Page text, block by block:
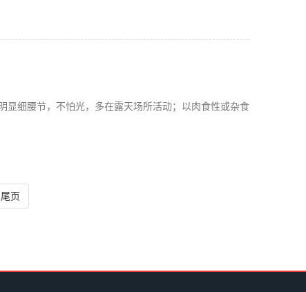
显细腰节，不怕光，多在露天场所活动；以肉食性或杂食
尾页